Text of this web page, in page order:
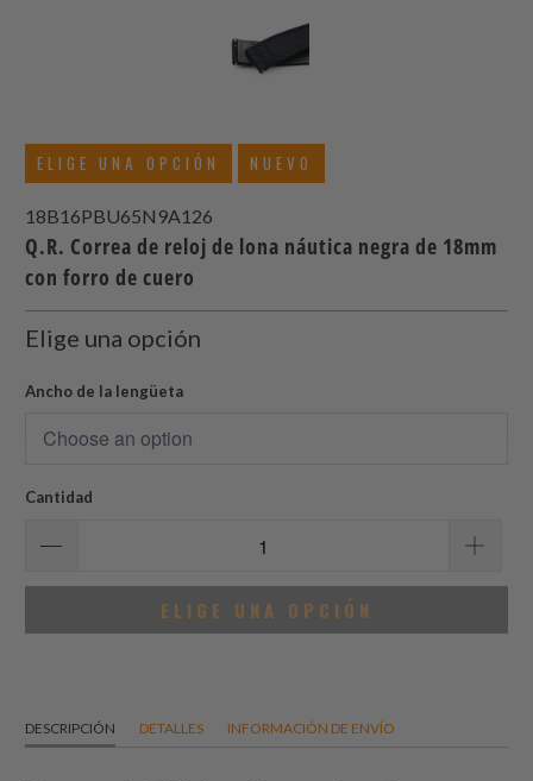
ELIGE UNA OPCIÓN NUEVO
18B16PBU65N9A126
Q.R. Correa de reloj de lona náutica negra de 18mm
con forro de cuero
Elige una opción
Ancho de la lengüeta
Cantidad
ELIGE UNA OPCIÓN
DESCRIPCIÓN DETALLES INFORMACIÓN DE ENVÍO